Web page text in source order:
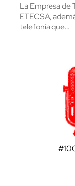
La Empresa de
ETECSA,
telefonía que…